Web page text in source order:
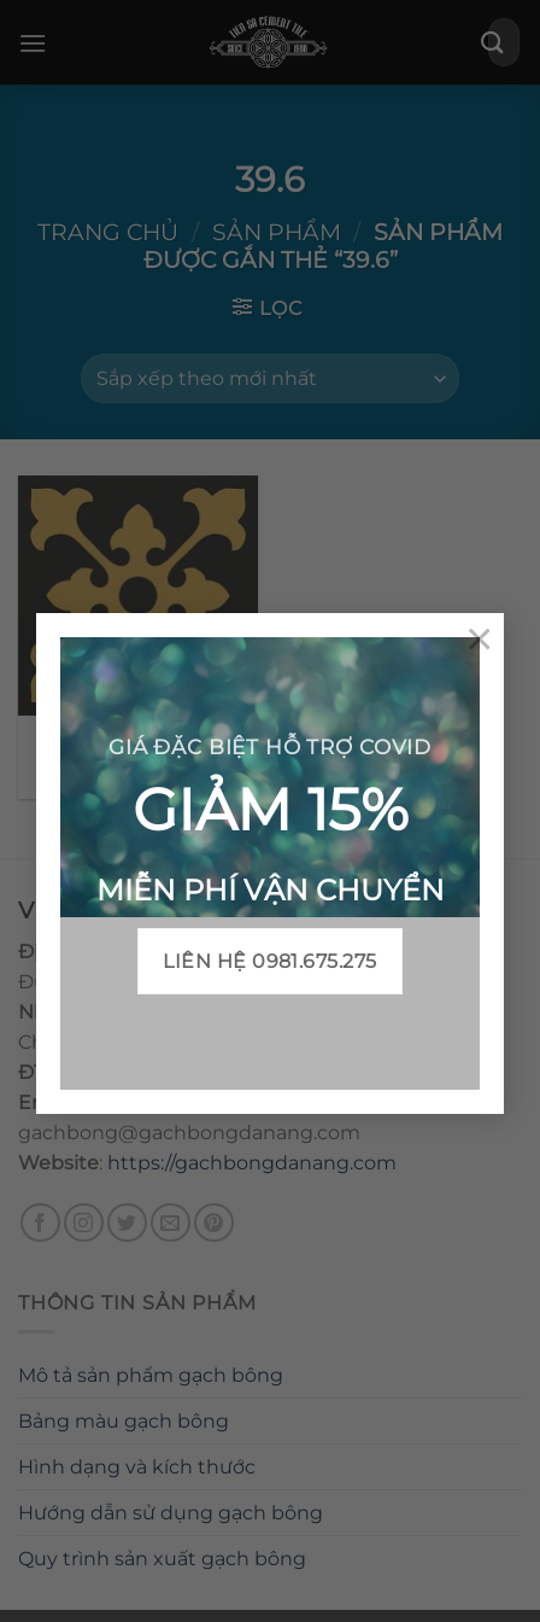
GIÁ ĐẶC BIỆT HỖ TRỢ COVID
GIẢM 15%
MIỄN PHÍ VẬN CHUYỂN
LIÊN HỆ 0981.675.275
×
qua
Tìm
kiếm:
39.6
TRANG CHỦ / SẢN PHẨM / SẢN PHẨM
ĐƯỢC GẮN THẺ “39.6”
LỌC
Gạch bông cổ điển CTS
39.6
VPĐD - CTY TNHH GẠCH BÔNG VIỆT NAM
Địa chỉ:
CCN Quán Lát, Xã Đức Chánh, Huyện Mộ
Đức, Tỉnh Quảng Ngãi
Nhà máy miền trung:
Chánh, Huyện Mộ Đức, Tỉnh Quảng Ngãi, Việt Nam
ĐT
Email
gachbong@gachbongdanang.com
Website: https://gachbongdanang.com
THÔNG TIN SẢN PHẨM
Mô tả sản phẩm gạch bông
Bảng màu gạch bông
Hình dạng và kích thước
Hướng dẫn sử dụng gạch bông
Quy trình sản xuất gạch bông